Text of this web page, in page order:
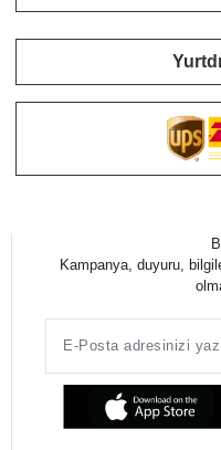
Kampanya, duyuru,